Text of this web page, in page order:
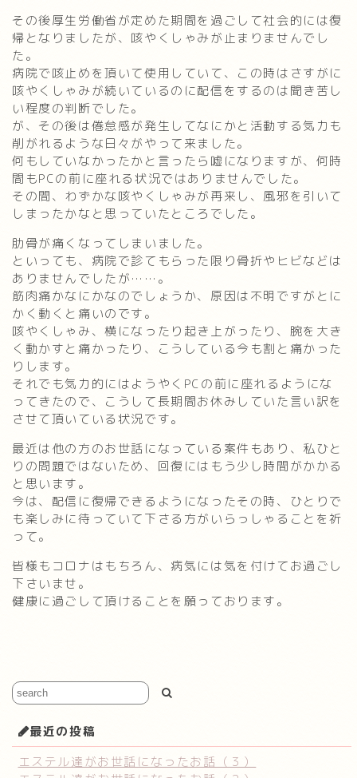
その後厚生労働省が定めた期間を過ごして社会的には復
帰となりましたが、咳やくしゃみが止まりませんでし
た。
病院で咳止めを頂いて使用していて、この時はさすがに
咳やくしゃみが続いているのに配信をするのは聞き苦し
い程度の判断でした。
が、その後は倦怠感が発生してなにかと活動する気力も
削がれるような日々がやって来ました。
何もしていなかったかと言ったら嘘になりますが、何時
間もPCの前に座れる状況ではありませんでした。
その間、わずかな咳やくしゃみが再来し、風邪を引いて
しまったかなと思っていたところでした。
肋骨が痛くなってしまいました。
といっても、病院で診てもらった限り骨折やヒビなどは
ありませんでしたが……。
筋肉痛かなにかなのでしょうか、原因は不明ですがとに
かく動くと痛いのです。
咳やくしゃみ、横になったり起き上がったり、腕を大き
く動かすと痛かったり、こうしている今も割と痛かった
りします。
それでも気力的にはようやくPCの前に座れるようにな
ってきたので、こうして長期間お休みしていた言い訳を
させて頂いている状況です。
最近は他の方のお世話になっている案件もあり、私ひと
りの問題ではないため、回復にはもう少し時間がかかる
と思います。
今は、配信に復帰できるようになったその時、ひとりで
も楽しみに待っていて下さる方がいらっしゃることを祈
って。
皆様もコロナはもちろん、病気には気を付けてお過ごし
下さいませ。
健康に過ごして頂けることを願っております。
最近の投稿
エステル達がお世話になったお話（３）